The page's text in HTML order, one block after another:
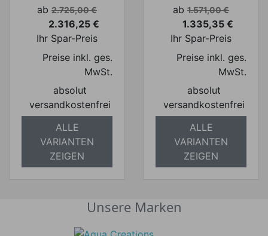
Verkaufspreis
ab 2.725,00 €
Preis
2.316,25 €
Ihr Spar-Preis
Preise inkl. ges.
MwSt.
absolut
versandkostenfrei
ALLE
VARIANTEN
ZEIGEN
Verkaufspreis
ab 1.571,00 €
Preis
1.335,35 €
Ihr Spar-Preis
Preise inkl. ges.
MwSt.
absolut
versandkostenfrei
ALLE
VARIANTEN
ZEIGEN
Unsere Marken